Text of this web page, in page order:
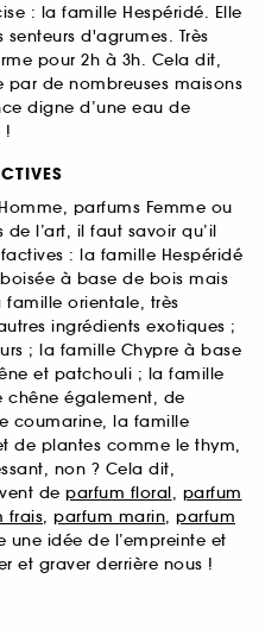
: la famille Hespéridé. Elle
d'agrumes. Très
pour 2h à 3h. Cela dit,
par de nombreuses maisons
digne d’une eau de
!
parfums Femme ou
l’art, il faut savoir qu’il
: la famille Hespéridé
à base de bois mais
orientale, très
ingrédients exotiques ;
; la famille Chypre à base
et patchouli ; la famille
chêne également, de
coumarine, la famille
de plantes comme le thym,
non ? Cela dit,
de parfum floral, parfum
frais, parfum marin, parfum
une idée de l’empreinte et
et graver derrière nous !